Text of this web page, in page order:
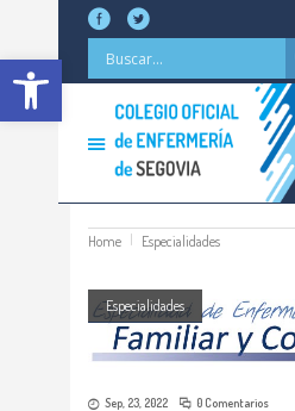
Abrir barra de herramientas
Home Especialidades
Especialidades
Sep, 23, 2022 0 Comentarios